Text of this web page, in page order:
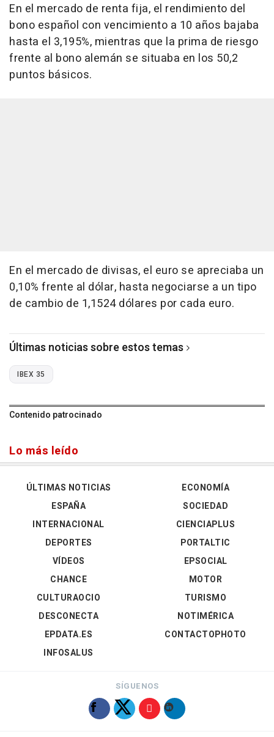
En el mercado de renta fija, el rendimiento del
bono español con vencimiento a 10 años bajaba
hasta el 3,195%, mientras que la prima de riesgo
frente al bono alemán se situaba en los 50,2
puntos básicos.
En el mercado de divisas, el euro se apreciaba un
0,10% frente al dólar, hasta negociarse a un tipo
de cambio de 1,1524 dólares por cada euro.
Últimas noticias sobre estos temas
IBEX 35
Contenido patrocinado
Lo más leído
ÚLTIMAS NOTICIAS
ESPAÑA
INTERNACIONAL
DEPORTES
VÍDEOS
ECONOMÍA
SOCIEDAD
CIENCIAPLUS
PORTALTIC
EPSOCIAL
CHANCE
CULTURAOCIO
DESCONECTA
EPDATA.ES
INFOSALUS
MOTOR
TURISMO
NOTIMÉRICA
CONTACTOPHOTO
SÍGUENOS